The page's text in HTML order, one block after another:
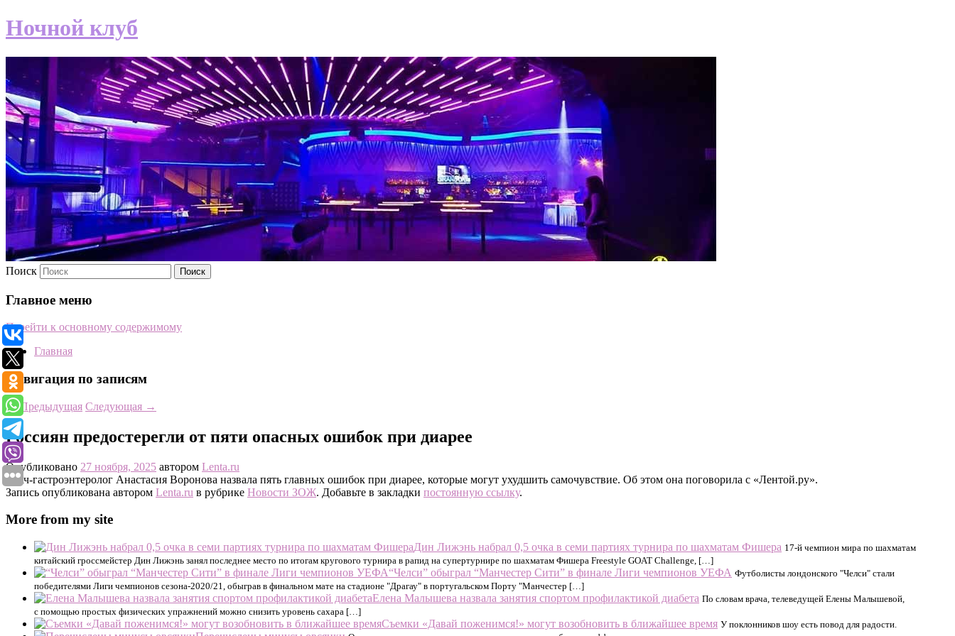
Ночной клуб
Поиск
Главное меню
Перейти к основному содержимому
Главная
Навигация по записям
←Предыдущая Следующая →
Россиян предостерегли от пяти опасных ошибок при диарее
Опубликовано 27 ноября, 2025 автором Lenta.ru
Врач-гастроэнтеролог Анастасия Воронова назвала пять главных ошибок при диарее, которые могут ухудшить самочувствие. Об этом она поговорила с «Лентой.ру».
Запись опубликована автором Lenta.ru в рубрике Новости ЗОЖ. Добавьте в закладки постоянную ссылку.
More from my site
Дин Лижэнь набрал 0,5 очка в семи партиях турнира по шахматам Фишера 17-й чемпион мира по шахматам
китайский гроссмейстер Дин Лижэнь занял последнее место по итогам кругового турнира в рапид на супертурнире по шахматам Фишера Freestyle GOAT Challenge, […]
“Челси” обыграл “Манчестер Сити” в финале Лиги чемпионов УЕФА Футболисты лондонского "Челси" стали
победителями Лиги чемпионов сезона-2020/21, обыграв в финальном мате на стадионе "Драгау" в португальском Порту "Манчестер […]
Елена Малышева назвала занятия спортом профилактикой диабета По словам врача, телеведущей Елены Малышевой,
с помощью простых физических упражнений можно снизить уровень сахара […]
Съемки «Давай поженимся!» могут возобновить в ближайшее время У поклонников шоу есть повод для радости.